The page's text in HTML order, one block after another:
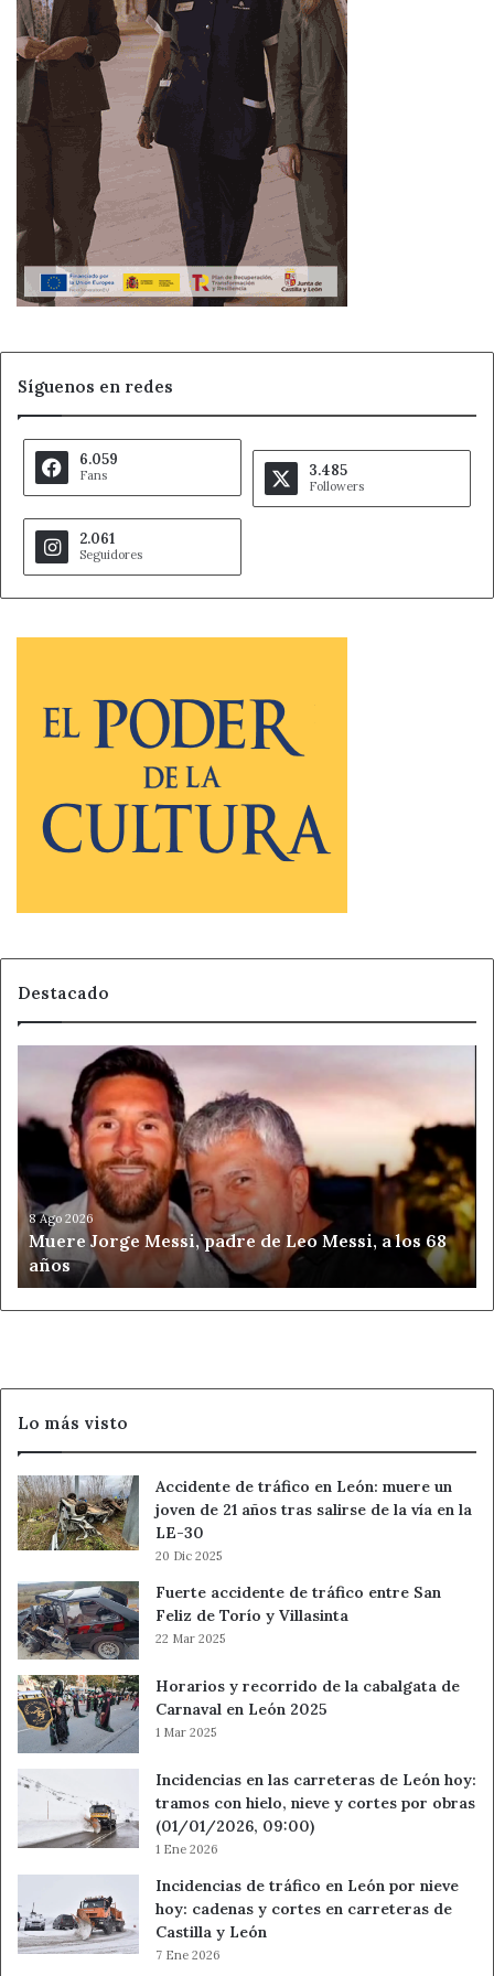
Ahora León
Ayuntamiento de San Andrés
Noticias de León
Síguenos en redes
6.059
Fans 3.485
Followers
2.061
Seguidores
Destacado
Messi,
padre
Leo
Messi,
los
68
años
8 Ago 2026
Muere Jorge Messi, padre de Leo Messi, a los 68
años
Lo más visto
Accidente de tráfico en León: muere un
joven de 21 años tras salirse de la vía en la
LE-30
20 Dic 2025
Fuerte accidente de tráfico entre San
Feliz de Torío y Villasinta
22 Mar 2025
Horarios y recorrido de la cabalgata de
Carnaval en León 2025
1 Mar 2025
Incidencias en las carreteras de León hoy:
tramos con hielo, nieve y cortes por obras
(01/01/2026, 09:00)
1 Ene 2026
Incidencias de tráfico en León por nieve
hoy: cadenas y cortes en carreteras de
Castilla y León
7 Ene 2026